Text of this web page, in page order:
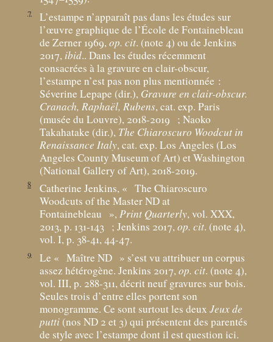
7
L’estampe n’apparaît pas dans les études sur
l’œuvre graphique de l’École de Fontainebleau
de Zerner 1969,op. cit. (note 4) ou de Jenkins
2017, ibid.. Dans les études récemment
consacrées à la gravure en clair-obscur,
l’estampe n’est pas non plus mentionnée :
Séverine Lepape (dir.), Gravure en clair-obscur.
Cranach, Raphaël, Rubens, cat. exp. Paris
(musée du Louvre), 2018-2019
; Naoko
Takahatake (dir.), The Chiaroscuro Woodcut in
Renaissance Italy, cat. exp. Los Angeles (Los
Angeles County Museum of Art) et Washington
(National Gallery of Art), 2018-2019.
8 Catherine Jenkins, « The Chiaroscuro
Woodcuts of the Master ND at
Fontainebleau
»,Print Quarterly, vol. XXX,
2013, p. 131-143 ; Jenkins 2017,op. cit. (note 4),
vol. I, p. 38-41, 44-47.
9 Le « Maître ND » s’est vu attribuer un corpus
assez hétérogène. Jenkins 2017,op. cit. (note 4),
vol. III, p. 288-311, décrit neuf gravures sur bois.
Seules trois d’entre elles portent son
monogramme. Ce sont surtout les deux Jeux de
putti (nos ND 2 et 3) qui présentent des parentés
de style avec l’estampe dont il est question ici.